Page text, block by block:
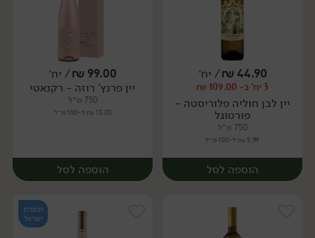
יח׳ יח׳
44.90
₪/ יח׳
3 יח' ב- 109.00 ₪
יין לבן חוליה פלוריסטה -
פורטוגל
750 מ״ל
5.99 ₪ ל-100 מ״ל
הוספה לסל
99.00
₪/ יח׳
יין פרנץ' רוזה - רקנאטי
750 מ״ל
13.20 ₪ ל-100 מ״ל
הוספה לסל
תוצרת
ישראל